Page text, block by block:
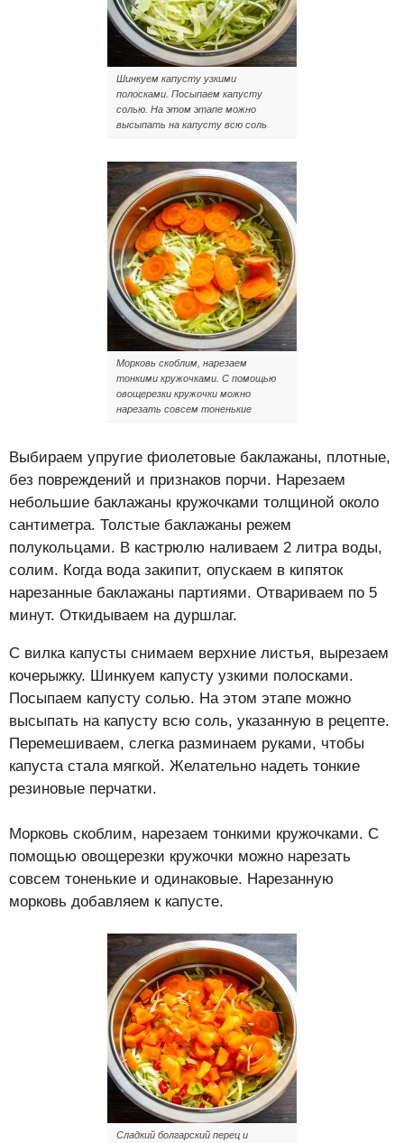
Шинкуем капусту узкими
полосками. Посыпаем капусту
солью. На этом этапе можно
высыпать на капусту всю соль
Морковь скоблим, нарезаем
тонкими кружочками. С помощью
овощерезки кружочки можно
нарезать совсем тоненькие
Выбираем упругие фиолетовые баклажаны, плотные,
без повреждений и признаков порчи. Нарезаем
небольшие баклажаны кружочками толщиной около
сантиметра. Толстые баклажаны режем
полукольцами. В кастрюлю наливаем 2 литра воды,
солим. Когда вода закипит, опускаем в кипяток
нарезанные баклажаны партиями. Отвариваем по 5
минут. Откидываем на дуршлаг.
С вилка капусты снимаем верхние листья, вырезаем
кочерыжку. Шинкуем капусту узкими полосками.
Посыпаем капусту солью. На этом этапе можно
высыпать на капусту всю соль, указанную в рецепте.
Перемешиваем, слегка разминаем руками, чтобы
капуста стала мягкой. Желательно надеть тонкие
резиновые перчатки.
Морковь скоблим, нарезаем тонкими кружочками. С
помощью овощерезки кружочки можно нарезать
совсем тоненькие и одинаковые. Нарезанную
морковь добавляем к капусте.
Сладкий болгарский перец и